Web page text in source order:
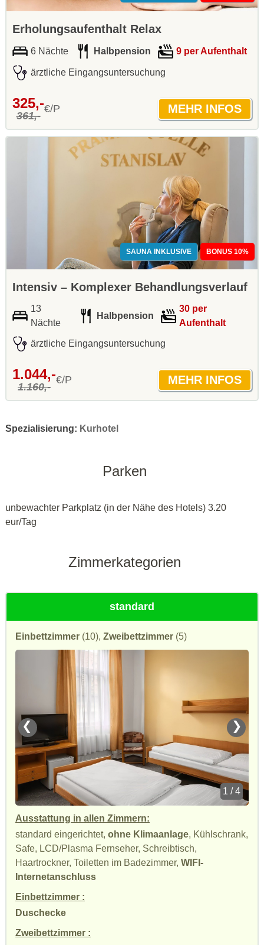
Erholungsaufenthalt Relax
6 Nächte Halbpension 9 per Aufenthalt
ärztliche Eingangsuntersuchung
325,-
361,-
€/P
SAUNA INKLUSIVE BONUS 10%
Intensiv – Komplexer Behandlungsverlauf
13
Nächte
Halbpension
30 per
Aufenthalt
ärztliche Eingangsuntersuchung
1.044,-
1.160,-
€/P
Spezialisierung: Kurhotel
Parken
unbewachter Parkplatz (in der Nähe des Hotels) 3.20
eur/Tag
Zimmerkategorien
standard
Einbettzimmer (10), Zweibettzimmer (5)
❮ ❯
1 / 4
Ausstattung in allen Zimmern:
standard eingerichtet, ohne Klimaanlage, Kühlschrank,
Safe, LCD/Plasma Fernseher, Schreibtisch,
Haartrockner, Toiletten im Badezimmer, WIFI-
Internetanschluss
Einbettzimmer :
Duschecke
Zweibettzimmer :